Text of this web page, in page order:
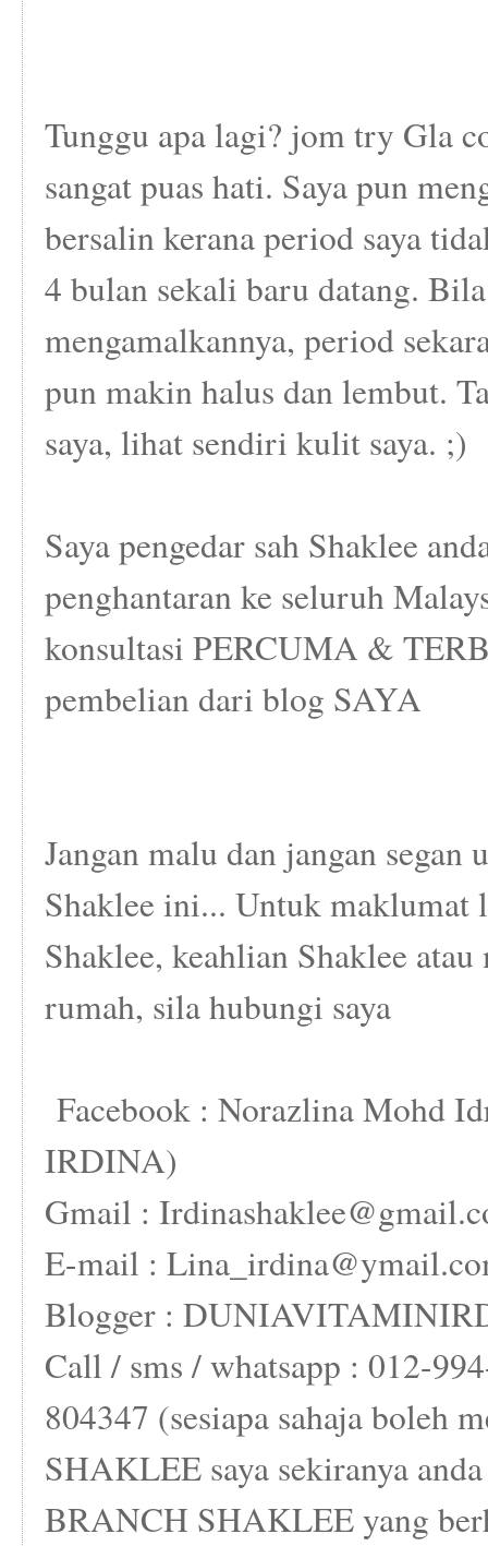
Tunggu apa lagi? jom try Gla
sangat puas hati. Saya pun
bersalin kerana period saya
4 bulan sekali baru datang.
mengamalkannya, period
pun makin halus dan lembut.
saya, lihat sendiri kulit saya. ;)
Saya pengedar sah Shaklee
penghantaran ke seluruh
konsultasi PERCUMA &
pembelian dari blog SAYA
Jangan malu dan jangan
Shaklee ini... Untuk maklumat
Shaklee, keahlian Shaklee
rumah, sila hubungi saya
Facebook : Norazlina Mohd
IRDINA)
Gmail :
E-mail :
Blogger :
Call / sms / whatsapp : 012-
804347 (sesiapa sahaja boleh
SHAKLEE saya sekiranya
BRANCH SHAKLEE yang